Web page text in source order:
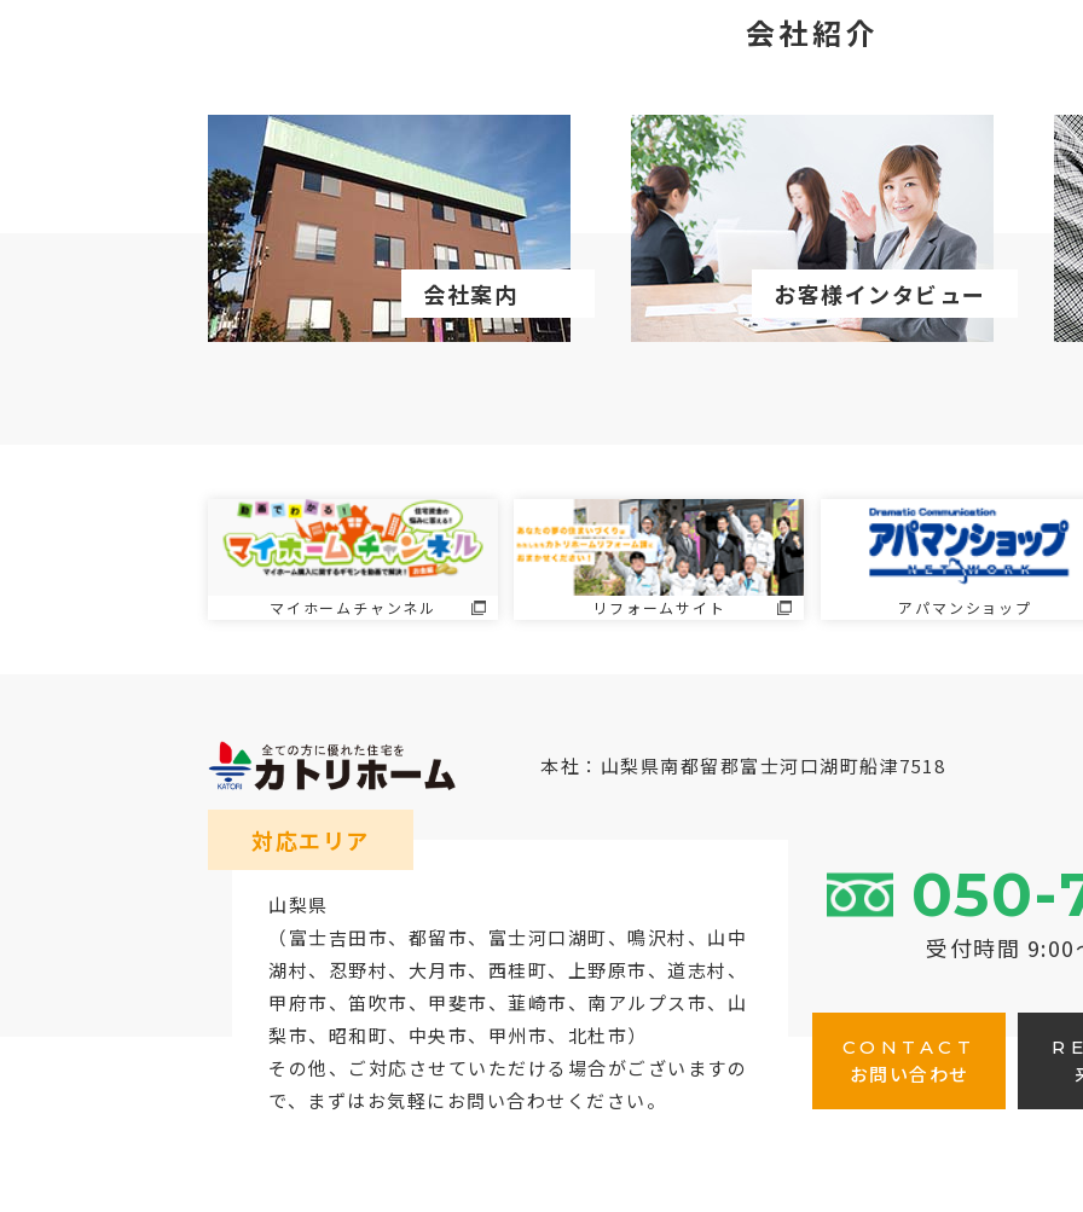
会社紹介
会社案内 お客様インタビュー
マイホームチャンネル リフォームサイト アパマンショップ
本社：山梨県南都留郡富士河口湖町船津7518
050-
受付時間
CONTACT
お問い合わせ
対応エリア
山梨県
（富士吉田市、 都留市、 富士河口湖町、鳴沢村、山中
湖村、忍野村、 大月市、西桂町、上野原市、道志村、
甲府市、笛吹市、甲斐市、韮崎市、南アルプス市、山
梨市、昭和町、中央市、甲州市、北杜市）
その他、ご対応させていただける場合がございますの
で、まずはお気軽にお問い合わせください。